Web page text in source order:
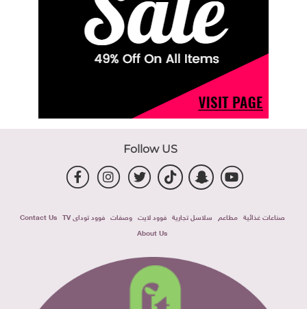
Follow US
صناعات غذائية مطاعم سلاسل تجارية فوود لايت وصفات فوود توداى TV
Contact Us
About Us